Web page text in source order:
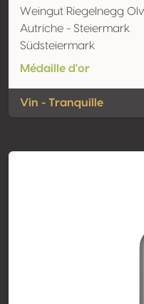
Weingut Riegelnegg
Autriche - Steiermark
Südsteiermark
Médaille d'or
Vin - Tranquille